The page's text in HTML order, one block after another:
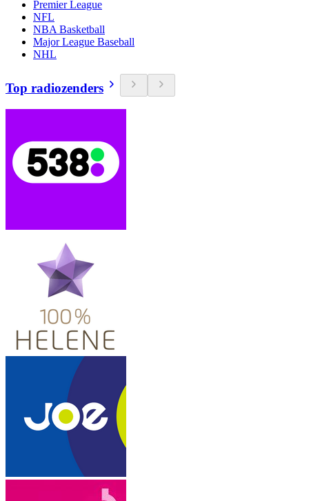
Premier League
NFL
NBA Basketball
Major League Baseball
NHL
Top radiozenders